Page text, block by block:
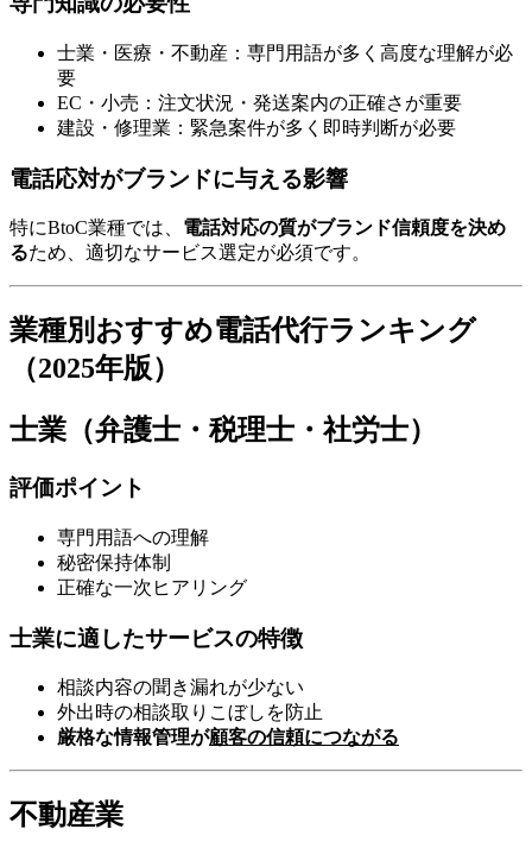
士業・医療・不動産：専門用語が多く高度な理解が必
要
EC・小売：注文状況・発送案内の正確さが重要
建設・修理業：緊急案件が多く即時判断が必要
電話応対がブランドに与える影響
特にBtoC業種では、 電話対応の質がブランド信頼度を決め
るため、適切なサービス選定が必須です。
業種別おすすめ電話代行ランキング
（2025年版）
士業（弁護士・税理士・社労士）
評価ポイント
専門用語への理解
秘密保持体制
正確な一次ヒアリング
士業に適したサービスの特徴
相談内容の聞き漏れが少ない
外出時の相談取りこぼしを防止
厳格な情報管理が顧客の信頼につながる
不動産業